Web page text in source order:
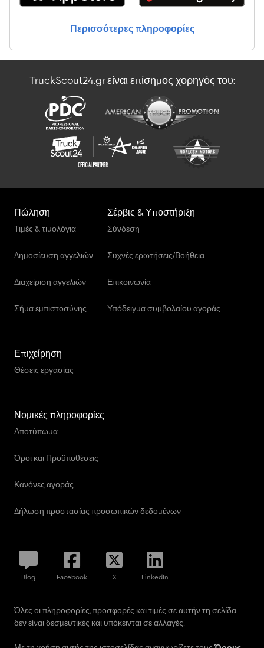
Περισσότερες πληροφορίες
TruckScout24.gr είναι επίσημος χορηγός του:
Πώληση
Τιμές & τιμολόγια
Δημοσίευση αγγελιών
Διαχείριση αγγελιών
Σήμα εμπιστοσύνης
Σέρβις & Υποστήριξη
Σύνδεση
Συχνές ερωτήσεις/Βοήθεια
Επικοινωνία
Υπόδειγμα συμβολαίου αγοράς
Επιχείρηση
Θέσεις εργασίας
Νομικές πληροφορίες
Αποτύπωμα
Όροι και Προϋποθέσεις
Κανόνες αγοράς
Δήλωση προστασίας προσωπικών δεδομένων
Blog Facebook X LinkedIn
Όλες οι πληροφορίες, προσφορές και τιμές σε αυτήν τη σελίδα
δεν είναι δεσμευτικές και υπόκεινται σε αλλαγές!